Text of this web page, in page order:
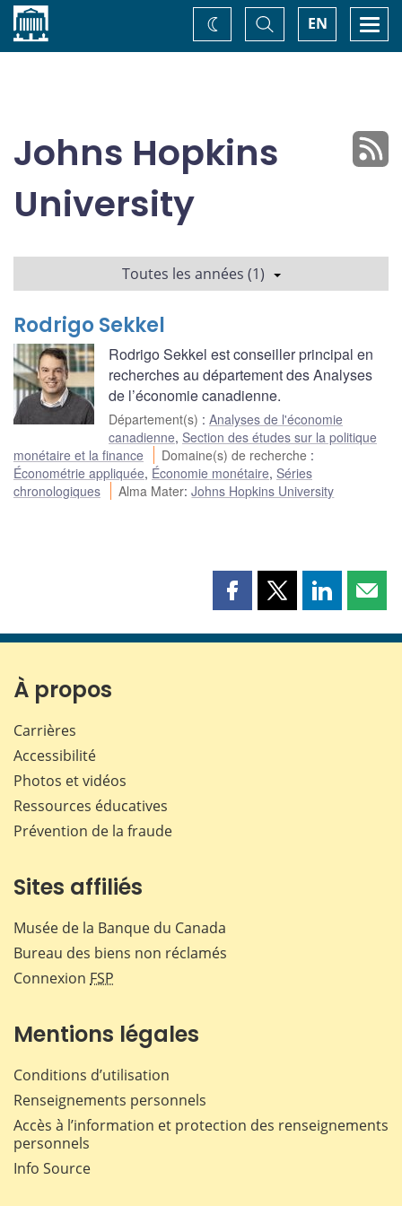
Accueil EN
Basculer
la
recherche
Changez
de
Johns Hopkins
University
Toutes les années (1)
Rodrigo Sekkel
Rodrigo Sekkel est conseiller principal en
recherches au département des Analyses
de l’économie canadienne.
Département(s) : Analyses de l'économie
canadienne, Section des études sur la politique
monétaire et la finance
Domaine(s) de recherche :
Économétrie appliquée, Économie monétaire, Séries
chronologiques
Alma Mater:Johns Hopkins University
Partager
page
Partager
page
Partager
page page
À propos
Carrières
Accessibilité
Photos et vidéos
Ressources éducatives
Prévention de la fraude
Sites affiliés
Musée de la Banque du Canada
Bureau des biens non réclamés
Connexion FSP
Mentions légales
Conditions d’utilisation
Renseignements personnels
Accès à l’information et protection des renseignements
personnels
Info Source